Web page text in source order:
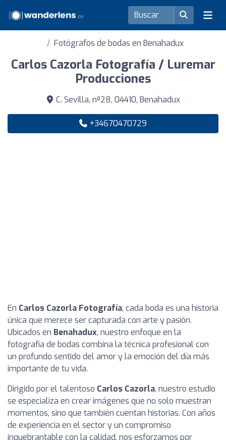
Fotógrafos de bodas en Benahadux
Carlos Cazorla Fotografía / Luremar
Producciones
C. Sevilla, nº28, 04410, Benahadux
+34670470729
En Carlos Cazorla Fotografía, cada boda es una historia
única que merece ser capturada con arte y pasión.
Ubicados en Benahadux, nuestro enfoque en la
fotografía de bodas combina la técnica profesional con
un profundo sentido del amor y la emoción del día más
importante de tu vida.
Dirigido por el talentoso Carlos Cazorla, nuestro estudio
se especializa en crear imágenes que no solo muestran
momentos, sino que también cuentan historias. Con años
de experiencia en el sector y un compromiso
inquebrantable con la calidad, nos esforzamos por